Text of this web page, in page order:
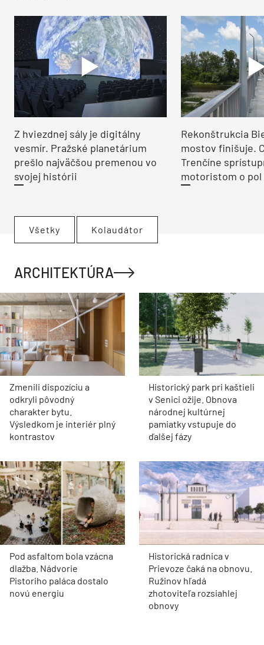
Z hviezdnej sály je digitálny
vesmír. Pražské planetárium
prešlo najväčšou premenou vo
svojej histórii
Rekonštrukcia
mostov finišuje.
Trenčíne
motoristom o pol
Všetky Kolaudátor
ARCHITEKTÚRA
Zmenili dispozíciu a
odkryli pôvodný
charakter bytu.
Výsledkom je interiér plný
kontrastov
Historický park pri kaštieli
v Senici ožije. Obnova
národnej kultúrnej
pamiatky vstupuje do
ďalšej fázy
Pod asfaltom bola vzácna
dlažba. Nádvorie
Pistoriho paláca dostalo
novú energiu
Historická radnica v
Prievoze čaká na obnovu.
Ružinov hľadá
zhotoviteľa rozsiahlej
obnovy